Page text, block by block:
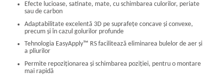
Efecte lucioase, satinate, mate, cu schimbarea culorilor, periate
sau de carbon
Adaptabilitate excelentă 3D pe suprafețe concave și convexe,
precum și în cazul golurilor profunde
Tehnologia EasyApply™ RS facilitează eliminarea bulelor de aer și
a pliurilor
Permite repoziționarea și schimbarea poziției, pentru o montare
mai rapidă